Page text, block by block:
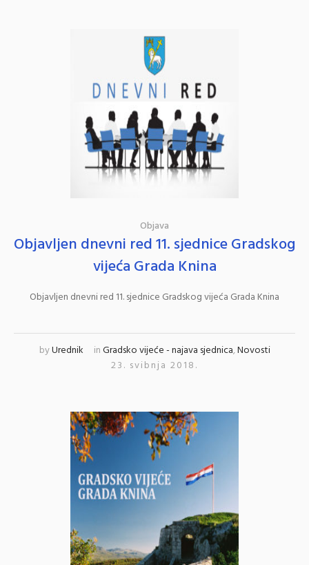
Objava
Objavljen dnevni red 11. sjednice Gradskog
vijeća Grada Knina
Objavljen dnevni red 11. sjednice Gradskog vijeća Grada Knina
byUrednik inGradsko vijeće - najava sjednica,Novosti
23. svibnja 2018.